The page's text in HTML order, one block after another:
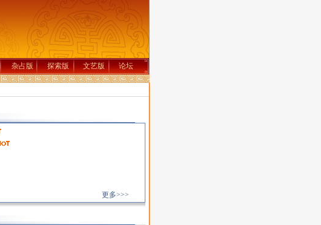
杂占版 探索版 文艺版 论坛
更多>>>